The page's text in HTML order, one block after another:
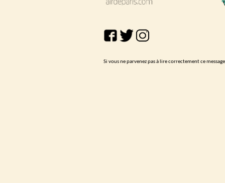
Si vous ne parvenez pas à lire correctement ce